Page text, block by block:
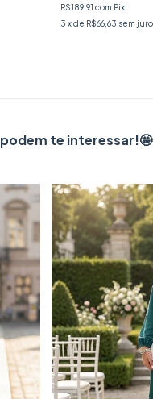
R$189,91 com Pix
3 x de R$66,63 sem
te interessar!🤩